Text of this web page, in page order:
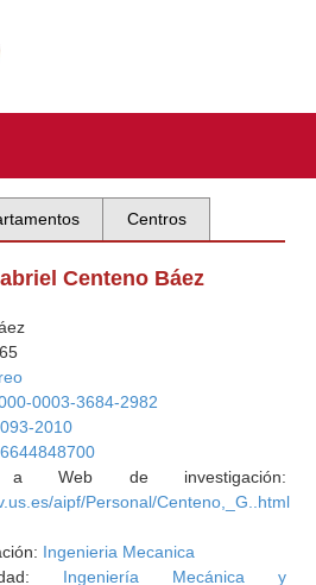
Centros
Centeno Báez
0003-3684-2982
2010
Web de investigación:
aipf/Personal/Centeno,_G..html
Ingenieria Mecanica
Ingeniería Mecánica y